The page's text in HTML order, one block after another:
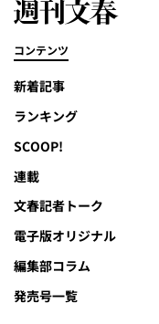
コンテンツ
新着記事
ランキング
SCOOP!
連載
文春記者トーク
電子版オリジナル
編集部コラム
発売号一覧